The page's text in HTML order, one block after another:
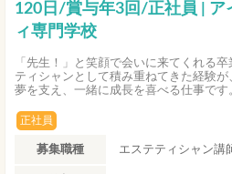
120日/賞与年3回/正社員 | ア
ィ専門学校
「先生！」と笑顔で会いに来てくれる
ティシャンとして積み重ねてきた経験
夢を支え、一緒に成長を喜べる仕事です
正社員
募集職種 エステティシャン講